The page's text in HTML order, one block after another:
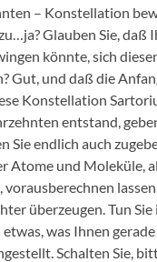
– Konstellation
Glauben Sie, daß
könnte, sich
Gut, und daß die
Konstellation
entstand,
Sie endlich auch
Atome und Moleküle,
vorausberechnen
überzeugen. Tun
was Ihnen
Schalten Sie,